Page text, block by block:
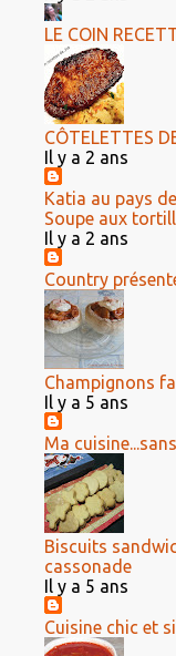
LE COIN
CÔTELETTES
Il y a 2 ans
Katia au pays
Soupe aux
Il y a 2 ans
Country
Champignons
Il y a 5 ans
Ma
Biscuits
cassonade
Il y a 5 ans
Cuisine chic et